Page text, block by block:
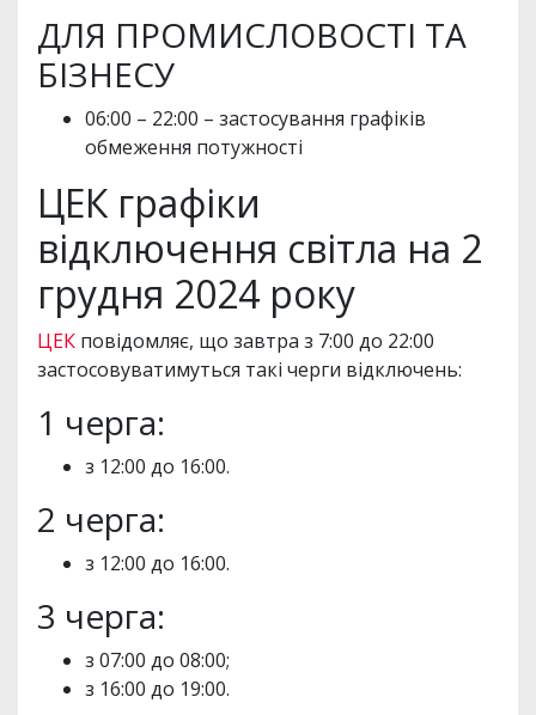
ДЛЯ ПРОМИСЛОВОСТІ ТА
БІЗНЕСУ
06:00 – 22:00 – застосування графіків
обмеження потужності
ЦЕК графіки
відключення світла на 2
грудня 2024 року
ЦЕК повідомляє, що завтра з 7:00 до 22:00
застосовуватимуться такі черги відключень:
1 черга:
з 12:00 до 16:00.
2 черга:
з 12:00 до 16:00.
3 черга:
з 07:00 до 08:00;
з 16:00 до 19:00.